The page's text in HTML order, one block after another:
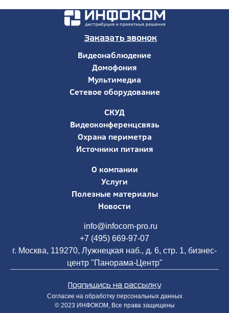
Заказать звонок
Видеонаблюдение
Домофония
Мультимедиа
Сетевое оборудование
СКУД
Видеоконференцсвязь
Охрана периметра
Источники питания
О компании
Услуги
Полезные материалы
Новости
info@infocom-pro.ru
+7 (495) 669-97-07
г. Москва, 119270, Лужнецкая наб., д. 6, стр. 1, бизнес-
центр "Панорама-Центр"
Подпишись на рассылку
Согласие на обработку персональных данных
© 2023 ИНФОКОМ, Все права защищены